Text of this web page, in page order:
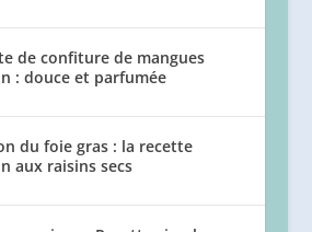
de confiture de mangues
: douce et parfumée
du foie gras : la recette
aux raisins secs